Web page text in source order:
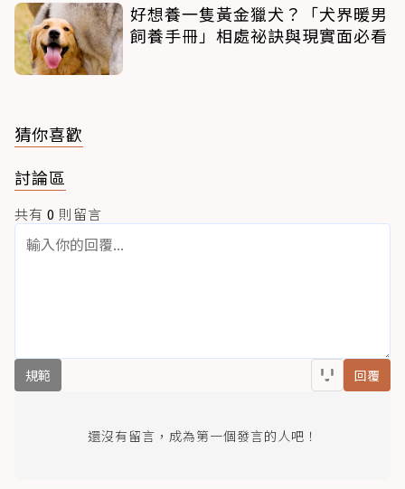
好想養一隻黃金獵犬？「犬界暖男
飼養手冊」相處祕訣與現實面必看
猜你喜歡
討論區
共有 0 則留言
規範 回覆
還沒有留言，成為第一個發言的人吧！